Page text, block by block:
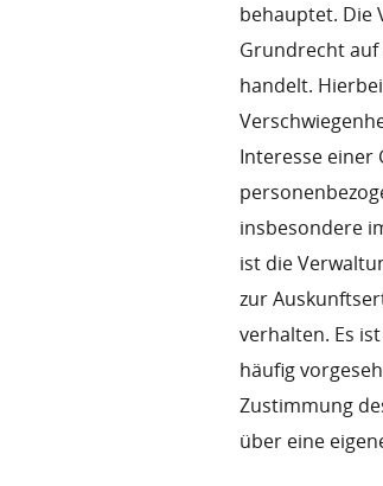
behauptet. Die
Grundrecht auf
handelt.
Interesse einer
insbesondere
ist die
zur
verhalten. Es
häufig
Zustimmung
über eine